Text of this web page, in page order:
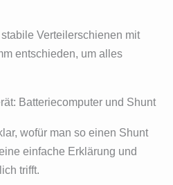
Verteilerschienen mit
entschieden, um alles
Batteriecomputer und Shunt
wofür man so einen Shunt
einfache Erklärung und
trifft.